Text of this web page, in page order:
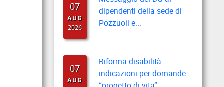
AUG
2026
dipendenti della sede di
Pozzuoli e...
AUG
2026
indicazioni per domande
“progetto di vita”